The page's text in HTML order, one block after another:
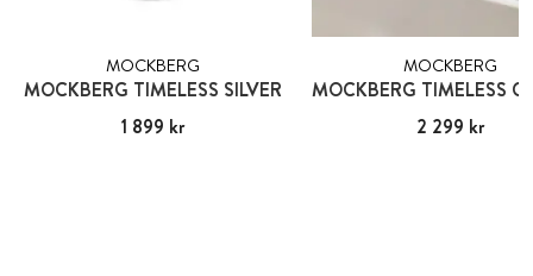
MOCKBERG
MOCKBERG TIMELESS SILVER
Pris :1 899 kr
1 899 kr
MOCKBERG
Pris :2 299 kr
2 299 kr